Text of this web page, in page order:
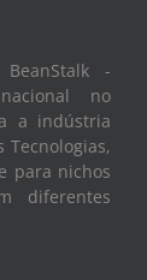
-
no
a indústria
Tecnologias,
para nichos
diferentes